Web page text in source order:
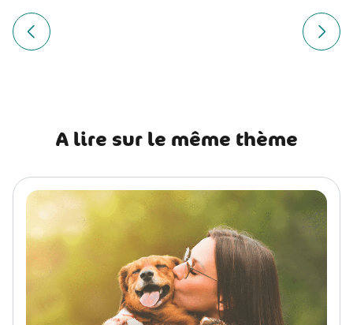
Navigation
de
Article précédent Field Spaniel : histoire, caractère, Article
A lire sur le même thème